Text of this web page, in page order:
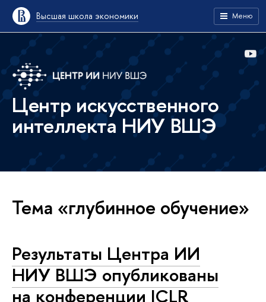
Высшая школа экономики Меню
Центр искусственного
интеллекта НИУ ВШЭ
Тема «глубинное обучение»
Результаты Центра ИИ
НИУ ВШЭ опубликованы
на конференции ICLR